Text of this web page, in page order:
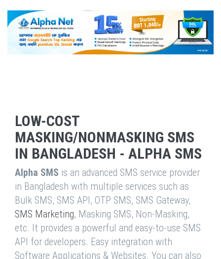
LOW-COST
MASKING/NONMASKING SMS
IN BANGLADESH - ALPHA SMS
Alpha SMS is an advanced SMS service provider
in Bangladesh with multiple services such as
Bulk SMS, SMS API, OTP SMS, SMS Gateway,
SMS Marketing, Masking SMS, Non-Masking,
etc. It provides a powerful and easy-to-use SMS
API for developers. Easy integration with
Software Applications & Websites. You can also